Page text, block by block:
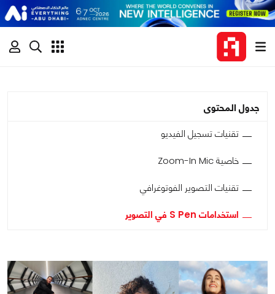
جدول المحتوى
تقنيات تسجيل الفيديو
خاصية Zoom-In Mic
تقنيات التصوير الفوتوغرافي
استخدامات S Pen في التصوير